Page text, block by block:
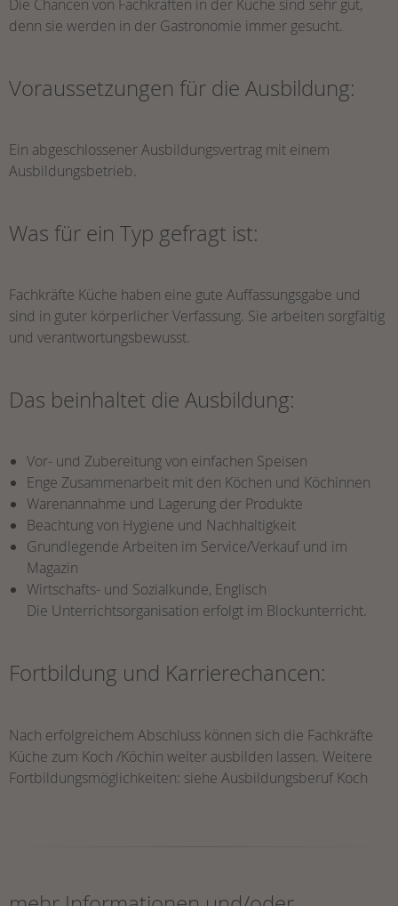
Die Chancen von Fachkräften in der Küche sind sehr gut,
denn sie werden in der Gastronomie immer gesucht.
Voraussetzungen für die Ausbildung:
Ein abgeschlossener Ausbildungsvertrag mit einem
Ausbildungsbetrieb.
Was für ein Typ gefragt ist:
Fachkräfte Küche haben eine gute Auffassungsgabe und
sind in guter körperlicher Verfassung. Sie arbeiten sorgfältig
und verantwortungsbewusst.
Das beinhaltet die Ausbildung:
Vor- und Zubereitung von einfachen Speisen
Enge Zusammenarbeit mit den Köchen und Köchinnen
Warenannahme und Lagerung der Produkte
Beachtung von Hygiene und Nachhaltigkeit
Grundlegende Arbeiten im Service/Verkauf und im
Magazin
Wirtschafts- und Sozialkunde, Englisch
Die Unterrichtsorganisation erfolgt im Blockunterricht.
Fortbildung und Karrierechancen:
Nach erfolgreichem Abschluss können sich die Fachkräfte
Küche zum Koch /Köchin weiter ausbilden lassen. Weitere
Fortbildungsmöglichkeiten: siehe Ausbildungsberuf Koch